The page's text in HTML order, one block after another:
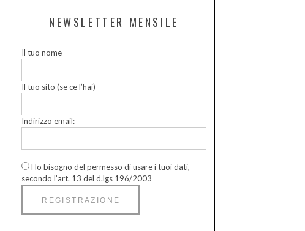
NEWSLETTER MENSILE
Il tuo nome
Il tuo sito (se ce l’hai)
Indirizzo email:
Ho bisogno del permesso di usare i tuoi dati,
secondo l’art. 13 del d.lgs 196/2003